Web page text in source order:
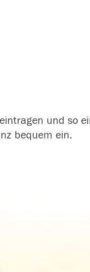
und so
bequem ein.